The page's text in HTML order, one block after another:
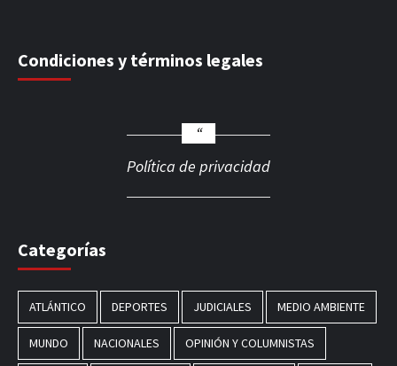
Condiciones y términos legales
Política de privacidad
Categorías
ATLÁNTICO DEPORTES JUDICIALES MEDIO AMBIENTE
MUNDO NACIONALES OPINIÓN Y COLUMNISTAS